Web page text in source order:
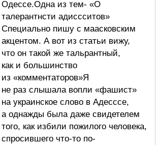
Одессе.Одна из тем- «О
талерантнсти адиссситов»
Специально пишу с маасковским
акцентом. А вот из статьи вижу,
что он такой же тальрантный,
как и большинство
из «комментаторов»Я
не раз слышала вопли «фашист»
на украинское слово в Адесссе,
а однажды была даже свидетелем
того, как избили пожилого человека,
спросившего что-то по-